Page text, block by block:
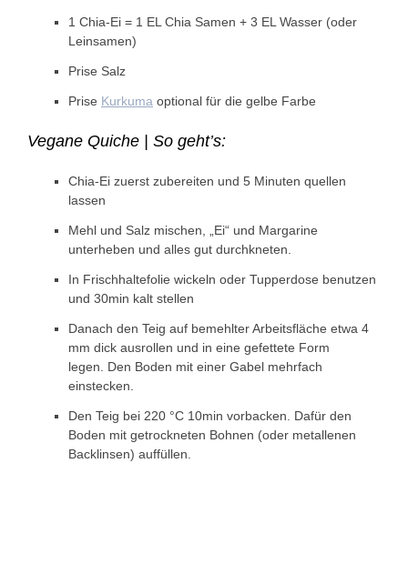
1 Chia-Ei = 1 EL Chia Samen + 3 EL Wasser (oder
Leinsamen)
Prise Salz
Prise Kurkuma optional für die gelbe Farbe
Vegane Quiche | So geht’s:
Chia-Ei zuerst zubereiten und 5 Minuten quellen
lassen
Mehl und Salz mischen, „Ei“ und Margarine
unterheben und alles gut durchkneten.
In Frischhaltefolie wickeln oder Tupperdose benutzen
und 30min kalt stellen
Danach den Teig auf bemehlter Arbeitsfläche etwa 4
mm dick ausrollen und in eine gefettete Form
legen. Den Boden mit einer Gabel mehrfach
einstecken.
Den Teig bei 220 °C 10min vorbacken. Dafür den
Boden mit getrockneten Bohnen (oder metallenen
Backlinsen) auffüllen.